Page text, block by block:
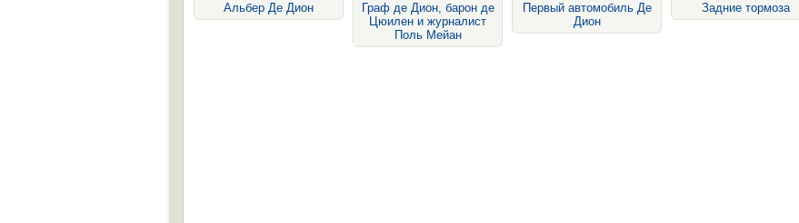
Альбер Де Дион
Граф де Дион, барон де
Цюилен и журналист
Поль Мейан
Первый автомобиль Де
Дион
Задние тормоза